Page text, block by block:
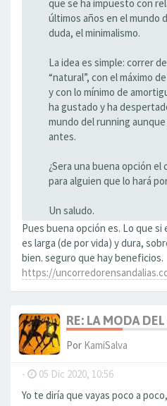
que se ha impuesto con
últimos años en el mundo
duda, el minimalismo.
La idea es simple: correr
“natural”, con el máximo
y con lo mínimo de
ha gustado y ha
mundo del running
antes.
¿Sera una buena opción el
para alguien que lo hará
Un saludo.
Pues buena opción es. Lo que
es larga (de por vida) y dura,
bien. seguro que hay beneficios.
https://
RE: LA MODA
Por KamiSalva
- 05 Dic 2020, 10:56
Yo te diría que vayas poco a